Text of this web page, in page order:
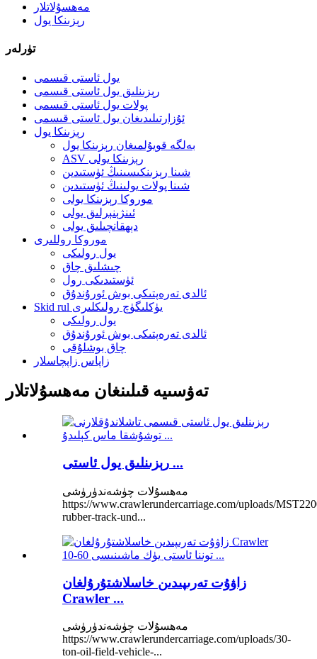
مەھسۇلاتلار
رېزىنكا يول
تۈرلەر
يول ئاستى قىسمى
رېزىنلىق يول ئاستى قىسمى
پولات يول ئاستى قىسمى
ئۇزارتىلىدىغان يول ئاستى قىسمى
رېزىنكا يول
بەلگە قويۇلمىغان رېزىنكا يول
ASV رېزىنكا يولى
شىنا رېزىنكىسىنىڭ ئۈستىدىن
شىنا پولات يولىنىڭ ئۈستىدىن
موروكا رېزىنكا يولى
ئىنژېنېرلىق يولى
دېھقانچىلىق يولى
موروكا روللىرى
يول رولىكى
چىشلىق چاق
ئۈستىدىكى رول
ئالدى تەرەپتىكى بوش ئورۇندۇق
Skid rul يۈكلىگۈچ رولىكلىرى
يول رولىكى
ئالدى تەرەپتىكى بوش ئورۇندۇق
چاق بوشلۇقى
زاپاس زاپچاسلار
تەۋسىيە قىلىنغان مەھسۇلاتلار
رېزىنلىق يول ئاستى ...
مەھسۇلات چۈشەندۈرۈشى
https://www.crawlerundercarriage.com/uploads/
rubber-track-und...
زاۋۇت تەرىپىدىن خاسلاشتۇرۇلغان
Crawler ...
مەھسۇلات چۈشەندۈرۈشى
https://www.crawlerundercarriage.com/uploads/30-
ton-oil-field-vehicle-...